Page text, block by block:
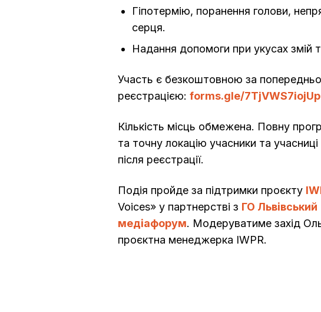
Гіпотермію, поранення голови,
серця.
Надання допомоги при укусах змій
Участь є безкоштовною за
реєстрацією: forms.gle/
Кількість місць обмежена. Повну
та точну локацію учасники та
після реєстрації.
Подія пройде за підтримки проєкту
Voices» у партнерстві з ГО Львівський
медіафорум. Модеруватиме захід
проєктна менеджерка IWPR.